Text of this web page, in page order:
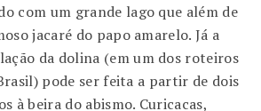
com um grande lago que além de
jacaré do papo amarelo. Já a
da dolina (em um dos roteiros
pode ser feita a partir de dois
à beira do abismo. Curicacas,